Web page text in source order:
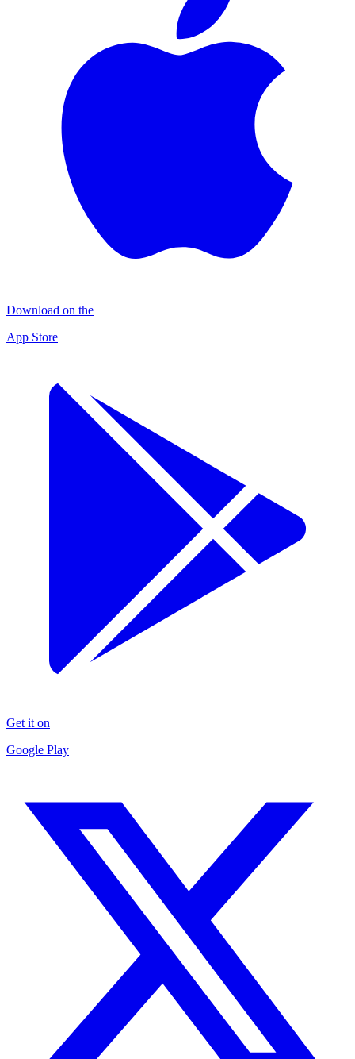
Download on the
App Store
Get it on
Google Play